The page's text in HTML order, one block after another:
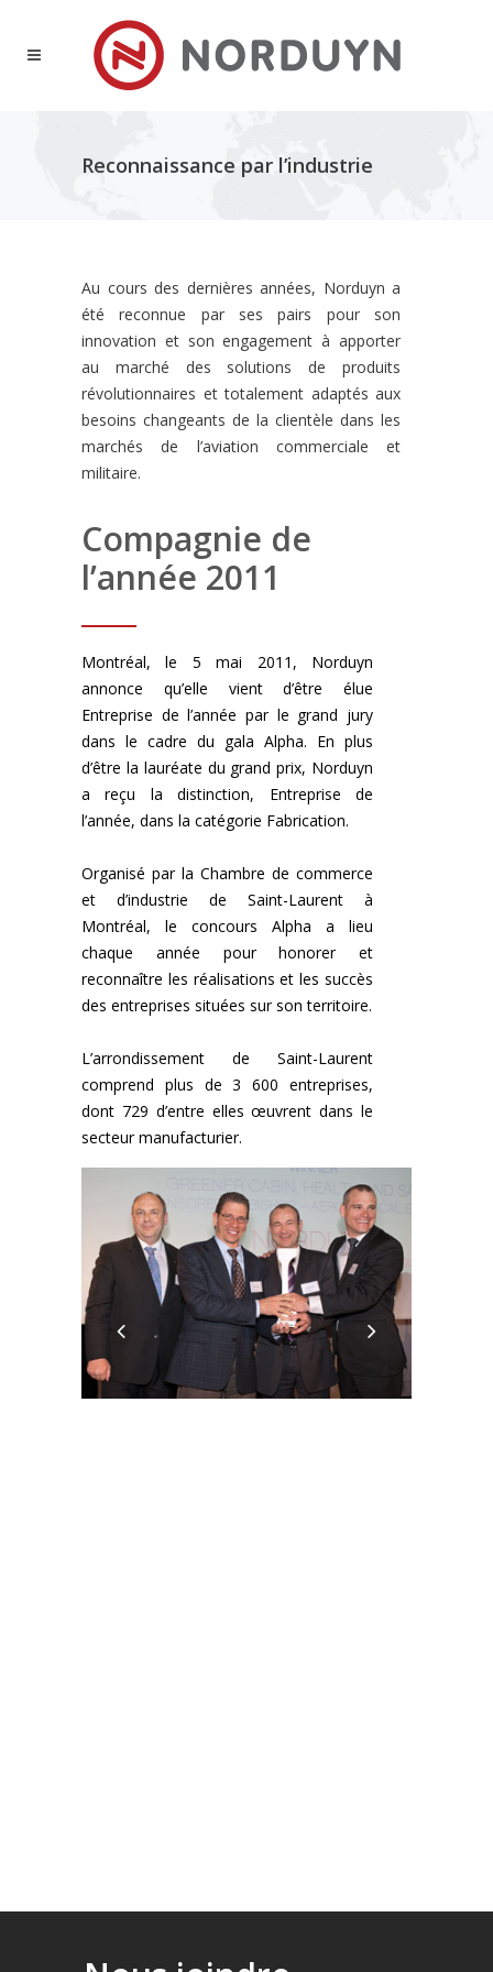
Reconnaissance par l’industrie
Au cours des dernières années, Norduyn a
été reconnue par ses pairs pour son
innovation et son engagement à apporter
au marché des solutions de produits
révolutionnaires et totalement adaptés aux
besoins changeants de la clientèle dans les
marchés de l’aviation commerciale et
militaire.
Compagnie de
l’année 2011
Montréal, le 5 mai 2011, Norduyn
annonce qu’elle vient d’être élue
Entreprise de l’année par le grand jury
dans le cadre du gala Alpha. En plus
d’être la lauréate du grand prix, Norduyn
a reçu la distinction, Entreprise de
l’année, dans la catégorie Fabrication.
Organisé par la Chambre de commerce
et d’industrie de Saint-Laurent à
Montréal, le concours Alpha a lieu
chaque année pour honorer et
reconnaître les réalisations et les succès
des entreprises situées sur son territoire.
L’arrondissement de Saint-Laurent
comprend plus de 3 600 entreprises,
dont 729 d’entre elles œuvrent dans le
secteur manufacturier.